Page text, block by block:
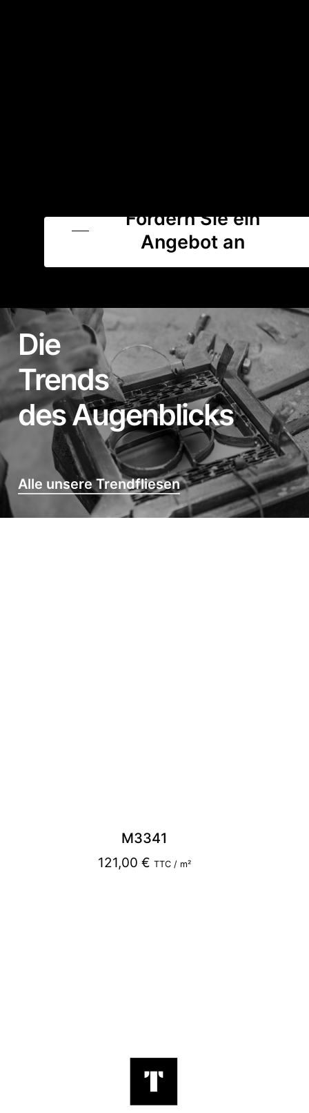
Fordern Sie ein
Angebot an
Die
Trends
des Augenblicks
Alle unsere Trendfliesen
M3341
121,00 € TTC / m²